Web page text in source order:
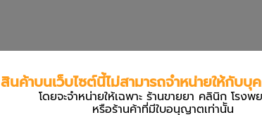
สินค้าบนเว็บไซต์นี้ไม่สามารถจำหน่ายให้กับบุ
โดยจะจำหน่ายให้เฉพาะ ร้านขายยา คลินิก โรงพ
หรือร้านค้าที่มีใบอนุญาตเท่านััน